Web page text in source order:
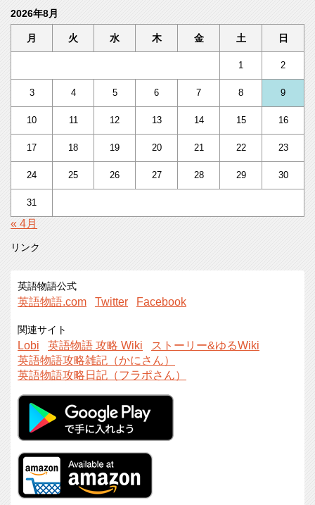
2026年8月
月 火 水 木 金 土 日
1 2
3 4 5 6 7 8 9
10 11 12 13 14 15 16
17 18 19 20 21 22 23
24 25 26 27 28 29 30
31
« 4月
リンク
英語物語公式
英語物語.com Twitter Facebook
関連サイト
Lobi 英語物語 攻略 Wiki
ストーリー&ゆるWiki
英語物語攻略雑記（かにさん）
英語物語攻略日記（フラポさん）